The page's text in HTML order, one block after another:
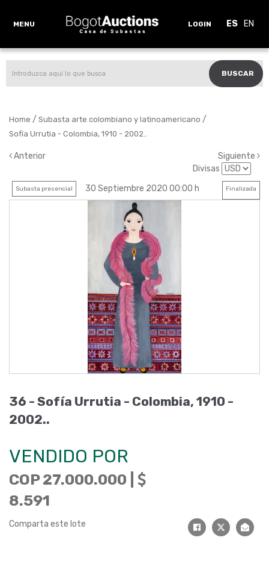
MENU LOGIN ES EN
BUSCAR
Home / Subasta arte colombiano y latinoamericano /
Sofía Urrutia - Colombia, 1910 - 2002..
Anterior
Siguiente
Divisas
Subasta presencial 30 Septiembre 2020 00:00 h Finalizada
36 - Sofía Urrutia - Colombia, 1910 -
2002..
VENDIDO POR
COP 27.000.000 |
8.591
Comparta este lote